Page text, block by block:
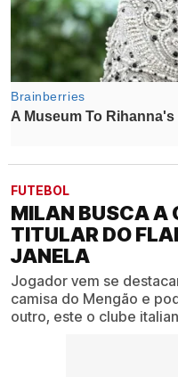
FUTEBOL
MILAN BUSCA A
TITULAR DO
JANELA
Jogador vem se
camisa do Mengão e
outro, este o clube